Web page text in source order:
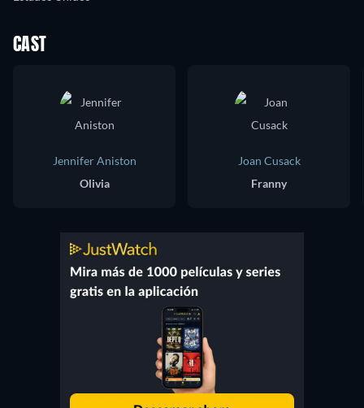
CAST
Jennifer Aniston
Olivia
Joan Cusack
Franny